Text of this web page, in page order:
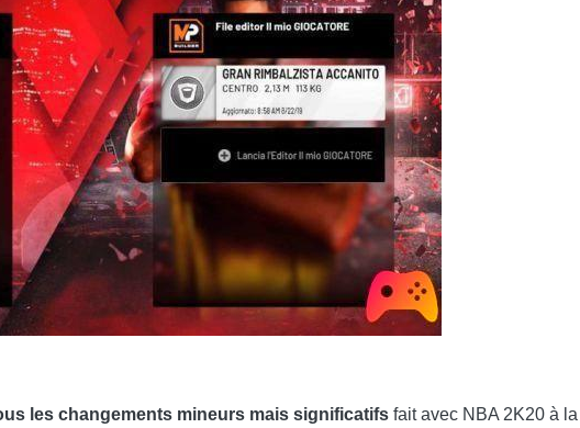
les changements mineurs mais significatifs fait avec NBA 2K20 à